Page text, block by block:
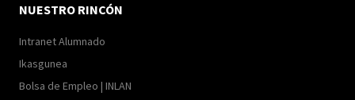
NUESTRO RINCÓN
Intranet Alumnado
Ikasgunea
Bolsa de Empleo | INLAN